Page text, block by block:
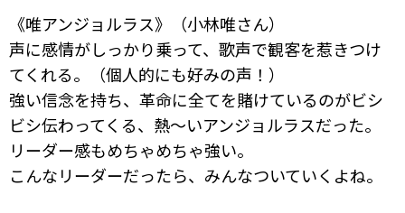
《唯アンジョルラス》（小林唯さん）
声に感情がしっかり乗って、歌声で観客を惹きつけ
てくれる。（個人的にも好みの声！）
強い信念を持ち、革命に全てを賭けているのがビシ
ビシ伝わってくる、熱～いアンジョルラスだった。
リーダー感もめちゃめちゃ強い。
こんなリーダーだったら、みんなついていくよね。